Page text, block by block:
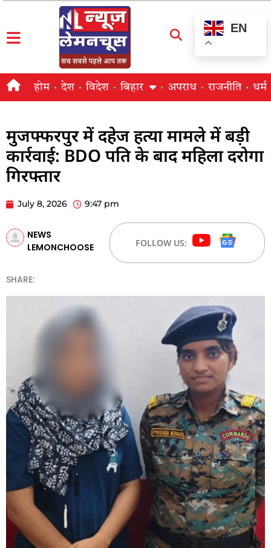
EN
होम देश विदेश बिहार अपराध राजनीति धर्म
मुजफ्फरपुर में दहेज हत्या मामले में बड़ी
कार्रवाई: BDO पति के बाद महिला दरोगा
गिरफ्तार
July 8, 2026 9:47 pm
NEWS
LEMONCHOOSE
FOLLOW US:
SHARE: